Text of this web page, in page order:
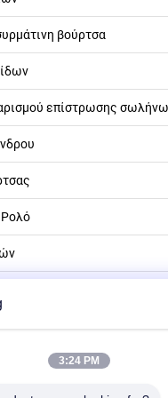
βούρτσα
βούρτσα σωλήνων
βούρτσα αχύρου
επίστρωσης
3:24 PM